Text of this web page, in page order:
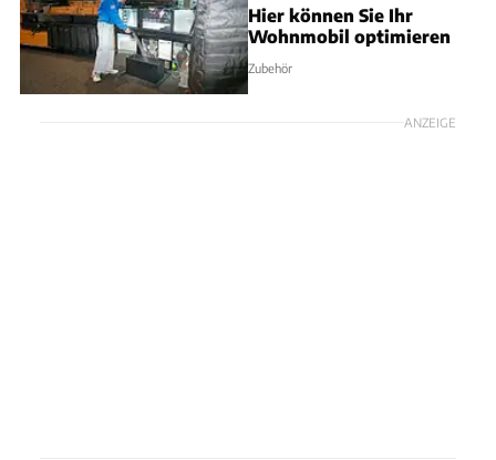
Hier können Sie Ihr
Wohnmobil optimieren
Zubehör
ANZEIGE